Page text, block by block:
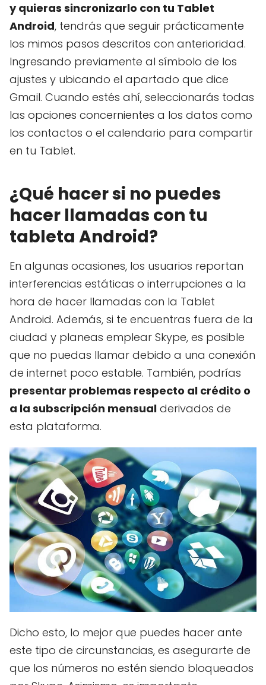
y quieras sincronizarlo con tu Tablet
Android, tendrás que seguir prácticamente
los mimos pasos descritos con anterioridad.
Ingresando previamente al símbolo de los
ajustes y ubicando el apartado que dice
Gmail. Cuando estés ahí, seleccionarás todas
las opciones concernientes a los datos como
los contactos o el calendario para compartir
en tu Tablet.
¿Qué hacer si no puedes
hacer llamadas con tu
tableta Android?
En algunas ocasiones, los usuarios reportan
interferencias estáticas o interrupciones a la
hora de hacer llamadas con la Tablet
Android. Además, si te encuentras fuera de la
ciudad y planeas emplear Skype, es posible
que no puedas llamar debido a una conexión
de internet poco estable. También, podrías
presentar problemas respecto al crédito o
a la subscripción mensual derivados de
esta plataforma.
Dicho esto, lo mejor que puedes hacer ante
este tipo de circunstancias, es asegurarte de
que los números no estén siendo bloqueados